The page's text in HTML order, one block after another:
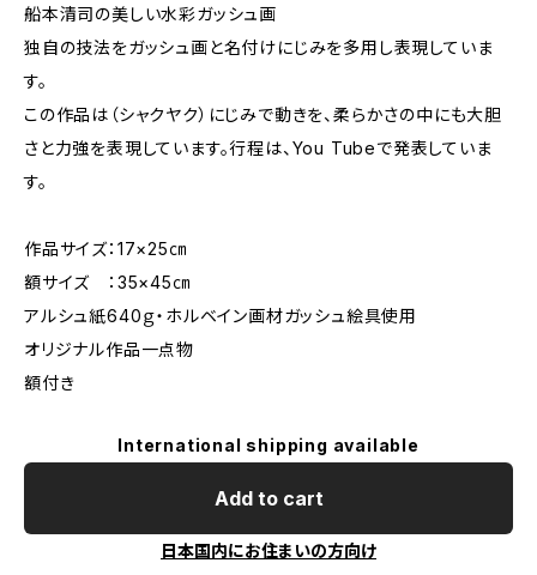
船本清司の美しい水彩ガッシュ画
独自の技法をガッシュ画と名付けにじみを多用し表現していま
す。
この作品は（シャクヤク）にじみで動きを、柔らかさの中にも大胆
さと力強を表現しています。行程は、You Tubeで発表していま
す。
作品サイズ：17×25㎝
額サイズ ：35×45㎝
アルシュ紙640ｇ・ホルベイン画材ガッシュ絵具使用
オリジナル作品一点物
額付き
International shipping available
Add to cart
日本国内にお住まいの方向け